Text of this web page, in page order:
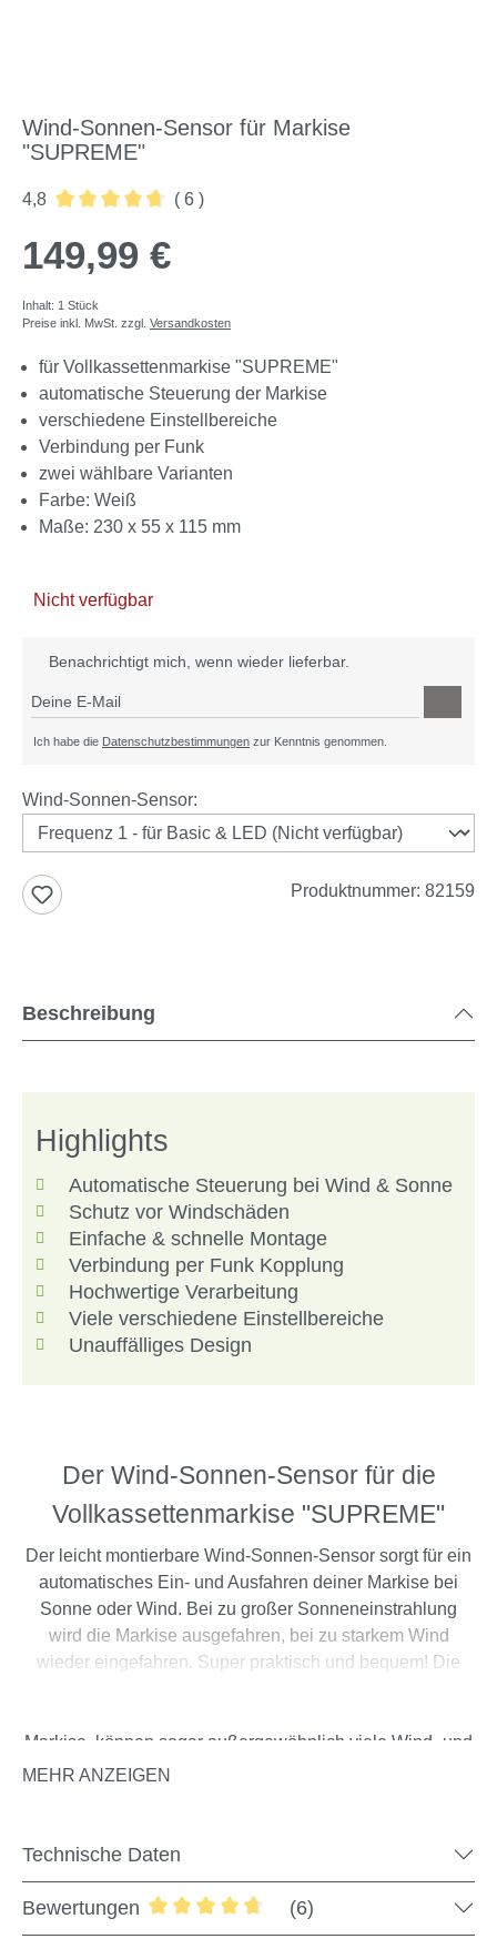
Wind-Sonnen-Sensor für Markise
"SUPREME"
4,8
( 6 )
149,99 €
Inhalt: 1 Stück
Preise inkl. MwSt. zzgl. Versandkosten
für Vollkassettenmarkise "SUPREME"
automatische Steuerung der Markise
verschiedene Einstellbereiche
Verbindung per Funk
zwei wählbare Varianten
Farbe: Weiß
Maße: 230 x 55 x 115 mm
Nicht verfügbar
Benachrichtigt mich, wenn wieder lieferbar.
Deine E-Mail
Ich habe die Datenschutzbestimmungen zur Kenntnis genommen.
Wind-Sonnen-Sensorauswählen
:
Produktnummer: 82159
Beschreibung
Highlights
Automatische Steuerung bei Wind & Sonne
Schutz vor Windschäden
Einfache & schnelle Montage
Verbindung per Funk Kopplung
Hochwertige Verarbeitung
Viele verschiedene Einstellbereiche
Unauffälliges Design
Der Wind-Sonnen-Sensor für die
Vollkassettenmarkise "SUPREME"
Der leicht montierbare Wind-Sonnen-Sensor sorgt für ein
automatisches Ein- und Ausfahren deiner Markise bei
Sonne oder Wind. Bei zu großer Sonneneinstrahlung
wird die Markise ausgefahren, bei zu starkem Wind
wieder eingefahren. Super praktisch und bequem! Die
Markise, können sogar außergewöhnlich viele Wind- und
Sonnenstärken eingestellt werden.
Produktdetails
9 verschiedene Windstärken einstellbar
MEHR ANZEIGEN
Technische Daten
Bewertungen
Durchschnittliche Bewertung von 4.83
(6)